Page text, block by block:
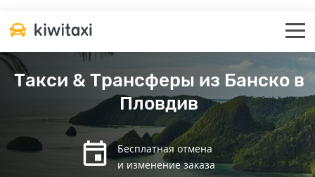
Такси & Трансферы из Банско в
Пловдив
Бесплатная отмена
и изменение заказа